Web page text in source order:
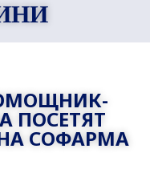
ПОСЕТЯТ
СОФАРМА